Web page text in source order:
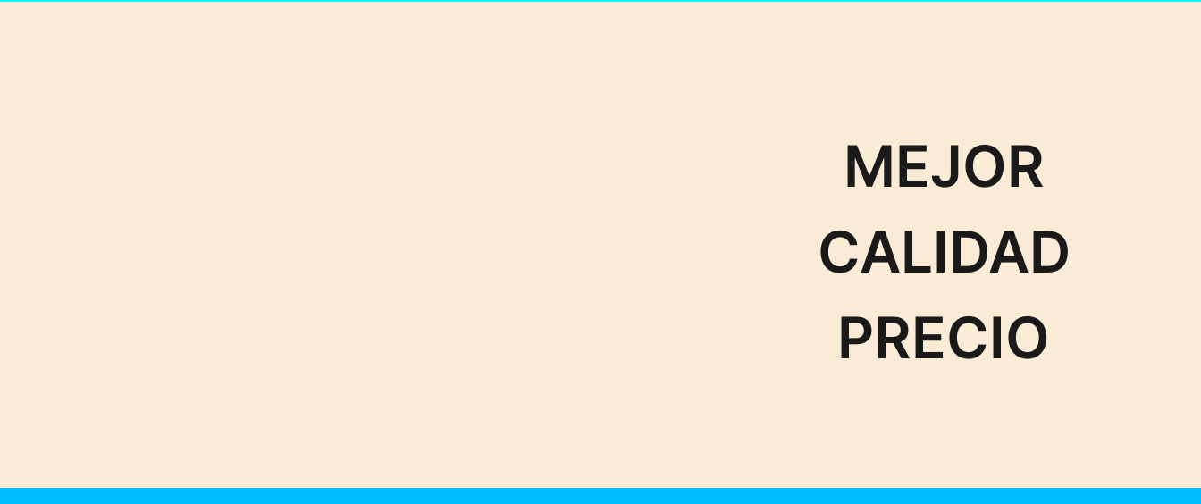
MEJOR
CALIDAD
PRECIO